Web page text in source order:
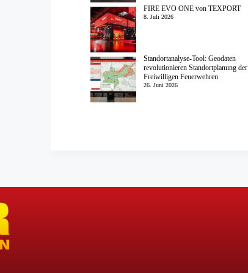
FIRE EVO ONE von TEXPORT
8. Juli 2026
Standortanalyse-Tool: Geodaten
revolutionieren Standortplanung der
Freiwilligen Feuerwehren
26. Juni 2026